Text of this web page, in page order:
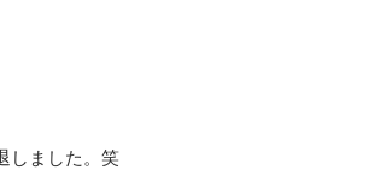
しました。笑